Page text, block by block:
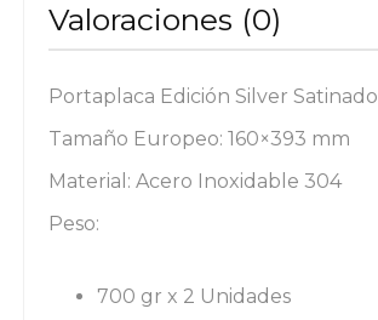
Valoraciones (0)
Portaplaca Edición Silver Satinado
Tamaño Europeo: 160×393 mm
Material: Acero Inoxidable 304
Peso:
700 gr x 2 Unidades